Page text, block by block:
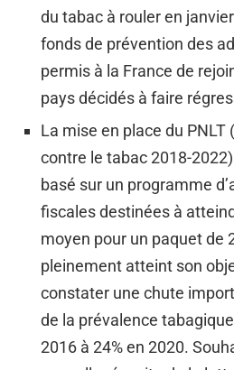
du tabac à rouler en
fonds de prévention des
permis à la France de
pays décidés à faire
La mise en place du
contre le tabac 2018-
basé sur un programme
fiscales destinées à
moyen pour un paquet de
pleinement atteint son
constater une chute
de la prévalence
2016 à 24% en 2020.